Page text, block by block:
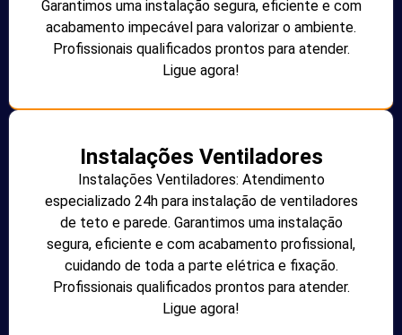
Garantimos uma instalação segura, eficiente e com
acabamento impecável para valorizar o ambiente.
Profissionais qualificados prontos para atender.
Ligue agora!
Instalações Ventiladores
Instalações Ventiladores: Atendimento
especializado 24h para instalação de ventiladores
de teto e parede. Garantimos uma instalação
segura, eficiente e com acabamento profissional,
cuidando de toda a parte elétrica e fixação.
Profissionais qualificados prontos para atender.
Ligue agora!